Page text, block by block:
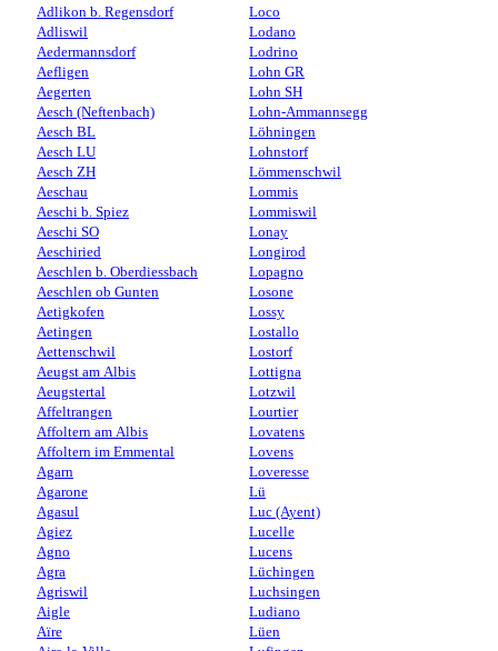
Adlikon b. Regensdorf
Adliswil
Aedermannsdorf
Aefligen
Aegerten
Aesch (Neftenbach)
Aesch BL
Aesch LU
Aesch ZH
Aeschau
Aeschi b. Spiez
Aeschi SO
Aeschiried
Aeschlen b. Oberdiessbach
Aeschlen ob Gunten
Aetigkofen
Aetingen
Aettenschwil
Aeugst am Albis
Aeugstertal
Affeltrangen
Affoltern am Albis
Affoltern im Emmental
Agarn
Agarone
Agasul
Agiez
Agno
Agra
Agriswil
Aigle
Aïre
Loco
Lodano
Lodrino
Lohn GR
Lohn SH
Lohn-Ammannsegg
Löhningen
Lohnstorf
Lömmenschwil
Lommis
Lommiswil
Lonay
Longirod
Lopagno
Losone
Lossy
Lostallo
Lostorf
Lottigna
Lotzwil
Lourtier
Lovatens
Lovens
Loveresse
Lü
Luc (Ayent)
Lucelle
Lucens
Lüchingen
Luchsingen
Ludiano
Lüen